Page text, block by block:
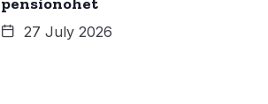
27 July 2026